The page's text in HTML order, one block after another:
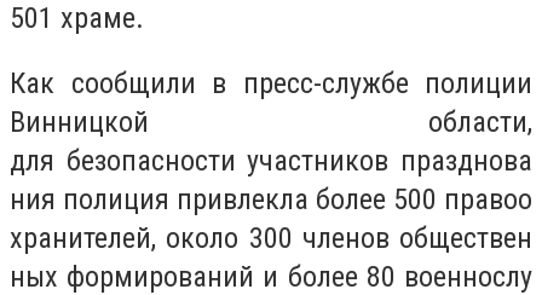
501 храме.
Как сообщили в пресс-службе полиции
Винницкой области,
для безопасности участников празднова
ния полиция привлекла более 500 правоо
хранителей, около 300 членов обществен
ных формирований и более 80 военнослу